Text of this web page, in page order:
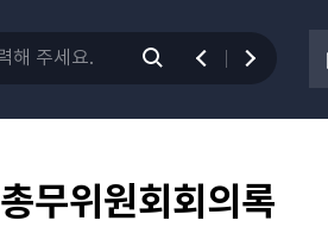
총무위원회회의록